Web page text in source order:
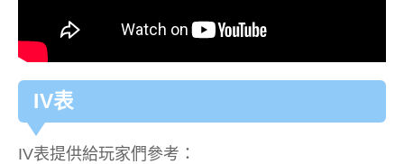
IV表
IV表提供給玩家們參考：